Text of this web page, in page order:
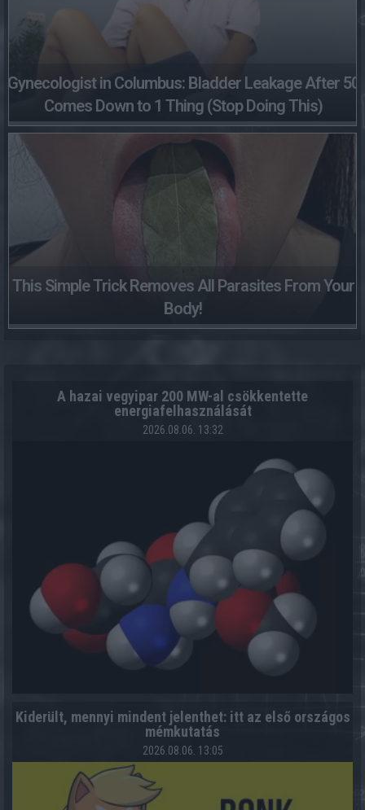
Gynecologist in Columbus: Bladder Leakage After 50
Comes Down to 1 Thing (Stop Doing This)
This Simple Trick Removes All Parasites From Your
Body!
A hazai vegyipar 200 MW-al csökkentette
energiafelhasználását
2026.08.06. 13:32
Kiderült, mennyi mindent jelenthet: itt az első országos
mémkutatás
2026.08.06. 13:05